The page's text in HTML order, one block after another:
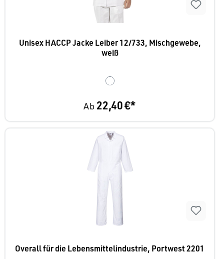
Unisex HACCP Jacke Leiber 12/733, Mischgewebe,
weiß
Ab22,40 €*
Overall für die Lebensmittelindustrie, Portwest 2201